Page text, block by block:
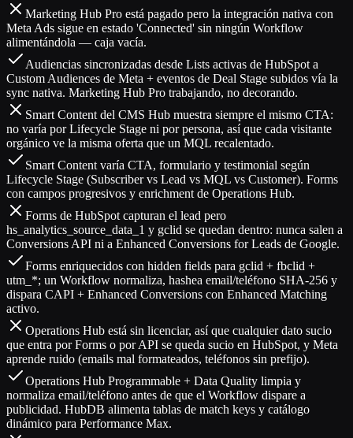
Marketing Hub Pro está pagado pero la integración nativa con
Meta Ads sigue en estado 'Connected' sin ningún Workflow
alimentándola — caja vacía.
Audiencias sincronizadas desde Lists activas de HubSpot a
Custom Audiences de Meta + eventos de Deal Stage subidos vía la
sync nativa. Marketing Hub Pro trabajando, no decorando.
Smart Content del CMS Hub muestra siempre el mismo CTA:
no varía por Lifecycle Stage ni por persona, así que cada visitante
orgánico ve la misma oferta que un MQL recalentado.
Smart Content varía CTA, formulario y testimonial según
Lifecycle Stage (Subscriber vs Lead vs MQL vs Customer). Forms
con campos progresivos y enrichment de Operations Hub.
Forms de HubSpot capturan el lead pero
hs_analytics_source_data_1 y gclid se quedan dentro: nunca salen a
Conversions API ni a Enhanced Conversions for Leads de Google.
Forms enriquecidos con hidden fields para gclid + fbclid +
utm_*; un Workflow normaliza, hashea email/teléfono SHA-256 y
dispara CAPI + Enhanced Conversions con Enhanced Matching
activo.
Operations Hub está sin licenciar, así que cualquier dato sucio
que entra por Forms o por API se queda sucio en HubSpot, y Meta
aprende ruido (emails mal formateados, teléfonos sin prefijo).
Operations Hub Programmable + Data Quality limpia y
normaliza email/teléfono antes de que el Workflow dispare a
publicidad. HubDB alimenta tablas de match keys y catálogo
dinámico para Performance Max.